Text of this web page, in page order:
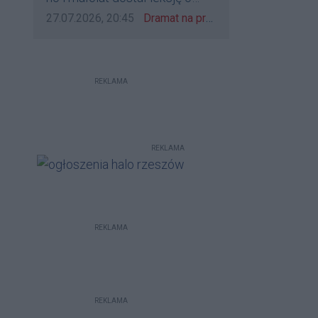
udzieleniu pierwszeństwa
Data dodania komentarza:
27.07.2026, 20:45 Źródło komentarza:
Dramat na przejeździe w Rzeszowie. 16-latek na hulajnodze wjechał wprost pod szynobus
REKLAMA
REKLAMA
REKLAMA
REKLAMA